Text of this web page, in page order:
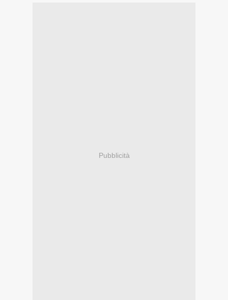
Pubblicità